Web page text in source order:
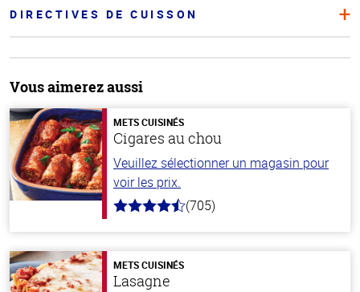
DIRECTIVES DE CUISSON
Vous aimerez aussi
METS CUISINÉS
Cigares au chou
Veuillez sélectionner un magasin pour
voir les prix.
4.6
stars
(705)
METS CUISINÉS
Lasagne